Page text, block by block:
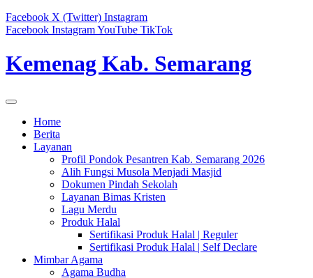
Facebook X (Twitter) Instagram
Facebook InstagramYouTube TikTok
Kemenag Kab. Semarang
Home
Berita
Layanan
Profil Pondok Pesantren Kab. Semarang 2026
Alih Fungsi Musola Menjadi Masjid
Dokumen Pindah Sekolah
Layanan Bimas Kristen
Lagu Merdu
Produk Halal
Sertifikasi Produk Halal | Reguler
Sertifikasi Produk Halal | Self Declare
Mimbar Agama
Agama Budha